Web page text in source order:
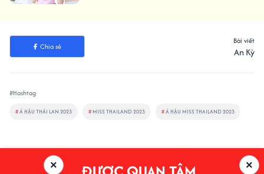
Chia sẻ
Bài viết
An Kỳ
#Hashtag
#Á HẬU THÁI LAN 2023 # MISS THAILAND 2023 #Á HẬU MISS THAILAND 2023
×
×